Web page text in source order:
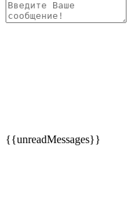
{{unreadMessages}}